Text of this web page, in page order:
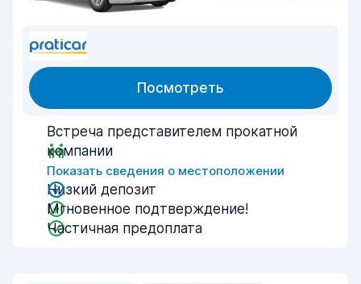
Посмотреть
Встреча представителем прокатной
компании
Показать сведения о местоположении
Низкий депозит
Мгновенное подтверждение!
Частичная предоплата